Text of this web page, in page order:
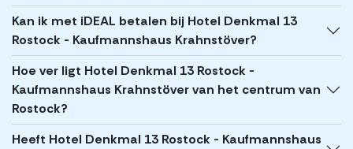
Kan ik met iDEAL betalen bij Hotel Denkmal 13
Rostock - Kaufmannshaus Krahnstöver?
Hoe ver ligt Hotel Denkmal 13 Rostock -
Kaufmannshaus Krahnstöver van het centrum van
Rostock?
Heeft Hotel Denkmal 13 Rostock - Kaufmannshaus